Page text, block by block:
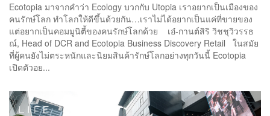
Ecotopia มาจากคำว่า Ecology บวกกับ Utopia เราอยากเป็นเมืองของ
คนรักษ์โลก ทำโลกให้ดีขึ้นด้วยกัน…เราไม่ได้อยากเป็นแค่ที่ขายของ
แต่อยากเป็นคอมมูนิตี้ของคนรักษ์โลกด้วย เอ๋-กานต์สิริ วิชชุวิวรรธ
ณ์, Head of DCR and Ecotopia Business Discovery Retail ในสมัย
ที่ผู้คนยังไม่ตระหนักและนิยมสินค้ารักษ์โลกอย่างทุกวันนี้ Ecotopia
เปิดตัวอย...